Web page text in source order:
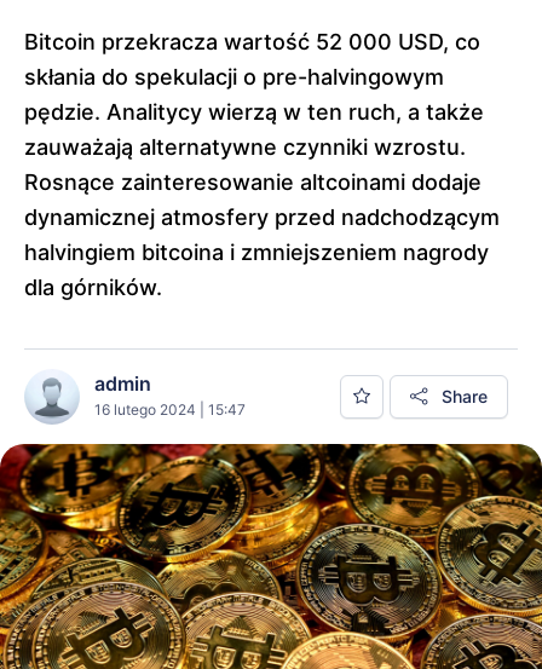
Bitcoin przekracza wartość 52 000 USD, co
skłania do spekulacji o pre-halvingowym
pędzie. Analitycy wierzą w ten ruch, a także
zauważają alternatywne czynniki wzrostu.
Rosnące zainteresowanie altcoinami dodaje
dynamicznej atmosfery przed nadchodzącym
halvingiem bitcoina i zmniejszeniem nagrody
dla górników.
admin
16 lutego 2024 | 15:47
Share